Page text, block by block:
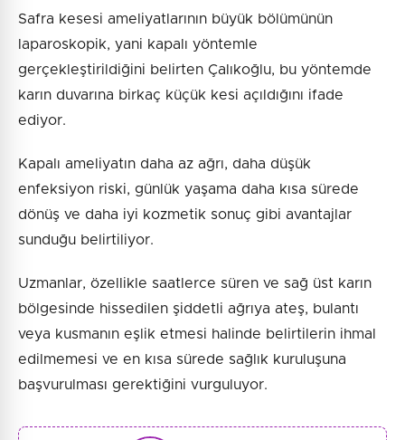
Safra kesesi ameliyatlarının büyük bölümünün
laparoskopik, yani kapalı yöntemle
gerçekleştirildiğini belirten Çalıkoğlu, bu yöntemde
karın duvarına birkaç küçük kesi açıldığını ifade
ediyor.
Kapalı ameliyatın daha az ağrı, daha düşük
enfeksiyon riski, günlük yaşama daha kısa sürede
dönüş ve daha iyi kozmetik sonuç gibi avantajlar
sunduğu belirtiliyor.
Uzmanlar, özellikle saatlerce süren ve sağ üst karın
bölgesinde hissedilen şiddetli ağrıya ateş, bulantı
veya kusmanın eşlik etmesi halinde belirtilerin ihmal
edilmemesi ve en kısa sürede sağlık kuruluşuna
başvurulması gerektiğini vurguluyor.